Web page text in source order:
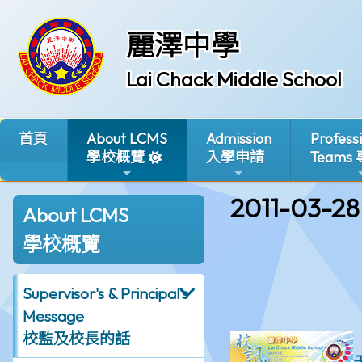
麗澤中學
Lai Chack Middle School
首頁
About LCMS
學校概覽
Admission
入學申請
Teams
About LCMS
學校概覽
Supervisor's & Principal's
Message
校監及校長的話
2011-03-28